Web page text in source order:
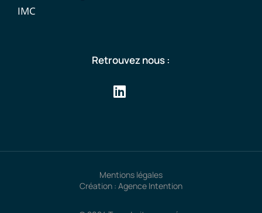
IMC
Retrouvez nous :
Mentions légales
Création : Agence Intention